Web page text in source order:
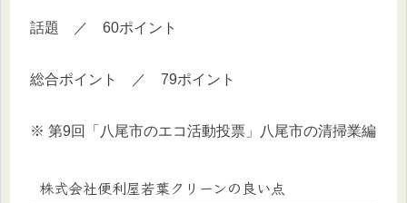
話題 ／ 60ポイント
総合ポイント ／ 79ポイント
※ 第9回「八尾市のエコ活動投票」八尾市の清掃業編
株式会社便利屋若葉クリーンの良い点